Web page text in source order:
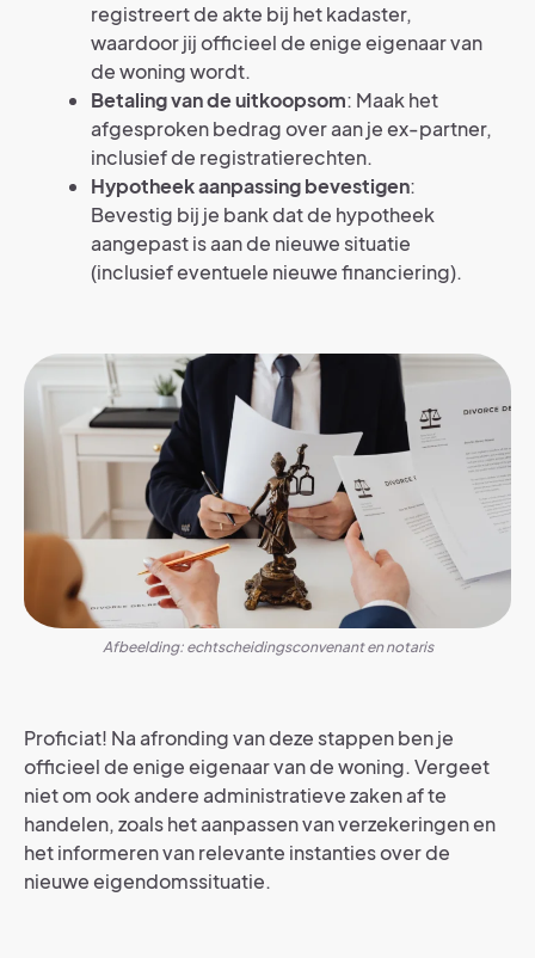
registreert de akte bij het kadaster,
waardoor jij officieel de enige eigenaar van
de woning wordt.
Betaling van de uitkoopsom: Maak het
afgesproken bedrag over aan je ex-partner,
inclusief de registratierechten.
Hypotheek aanpassing bevestigen:
Bevestig bij je bank dat de hypotheek
aangepast is aan de nieuwe situatie
(inclusief eventuele nieuwe financiering).
Afbeelding: echtscheidingsconvenant en notaris
Proficiat! Na afronding van deze stappen ben je
officieel de enige eigenaar van de woning. Vergeet
niet om ook andere administratieve zaken af te
handelen, zoals het aanpassen van verzekeringen en
het informeren van relevante instanties over de
nieuwe eigendomssituatie.